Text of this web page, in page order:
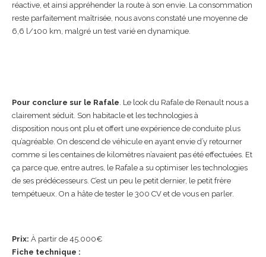
réactive, et ainsi appréhender la route à son envie. La consommation
reste parfaitement maîtrisée, nous avons constaté une moyenne de
6,6 l/100 km, malgré un test varié en dynamique.
Pour conclure sur le Rafale. Le look du Rafale de Renault nous a
clairement séduit. Son habitacle et les technologies à
disposition nous ont plu et offert une expérience de conduite plus
qu’agréable. On descend de véhicule en ayant envie d’y retourner
comme si les centaines de kilomètres n’avaient pas été effectuées. Et
ça parce que, entre autres, le Rafale a su optimiser les technologies
de ses prédécesseurs. C’est un peu le petit dernier, le petit frère
tempétueux. On a hâte de tester le 300 CV et de vous en parler.
Prix: À partir de 45.000€
Fiche technique :